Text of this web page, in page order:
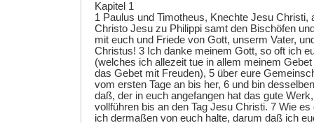
Kapitel 1
1 Paulus und Timotheus, Knechte Jesu Christi,
Christo Jesu zu Philippi samt den Bischöfen
mit euch und Friede von Gott, unserm Vater,
Christus! 3 Ich danke meinem Gott, so oft ich
(welches ich allezeit tue in allem meinem
das Gebet mit Freuden), 5 über eure
vom ersten Tage an bis her, 6 und bin
daß, der in euch angefangen hat das gute
vollführen bis an den Tag Jesu Christi. 7 Wie
ich dermaßen von euch halte, darum daß ich